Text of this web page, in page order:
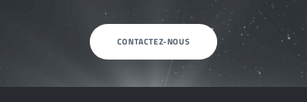
CONTACTEZ-NOUS